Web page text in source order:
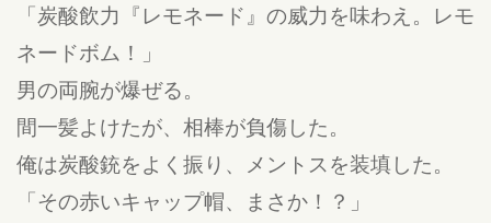
「炭酸飲力『レモネード』の威力を味わえ。レモ
ネードボム！」
男の両腕が爆ぜる。
間一髪よけたが、相棒が負傷した。
俺は炭酸銃をよく振り、メントスを装填した。
「その赤いキャップ帽、まさか！？」